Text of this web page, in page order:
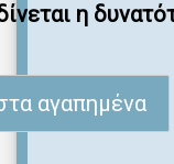
η
αγαπημένα